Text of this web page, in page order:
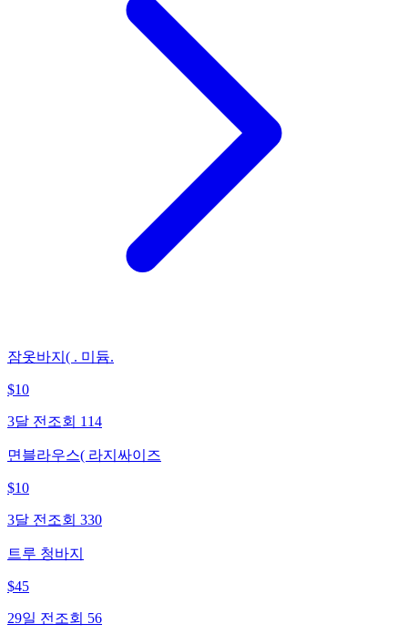
잠옷바지( . 미듐.
$10
3달 전 조회 114
면블라우스( 라지싸이즈
$10
3달 전 조회 330
트루 청바지
$45
29일 전 조회 56